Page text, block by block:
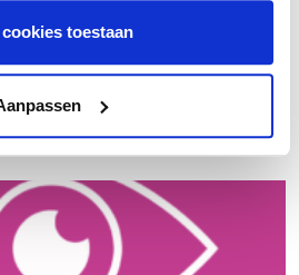
toestaan
meer